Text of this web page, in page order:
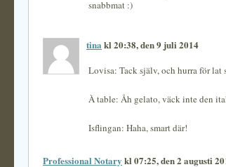
snabbmat :)
tina kl 20:38, den 9 juli 2014
Lovisa: Tack själv, och hurra för lat
À table: Åh gelato, väck inte den
Isflingan: Haha, smart där!
Professional Notary kl 07:25, den 2 augusti